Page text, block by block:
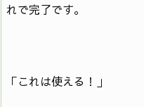
れで完了です。
「これは使える！」